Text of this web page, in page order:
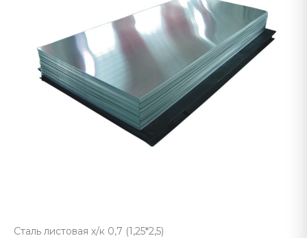
Сталь листовая х/к 0,7 (1,25*2,5)